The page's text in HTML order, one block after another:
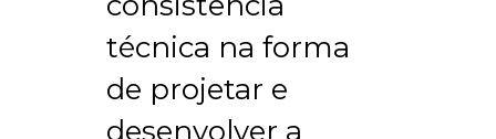
técnica na forma
de projetar e
desenvolver a